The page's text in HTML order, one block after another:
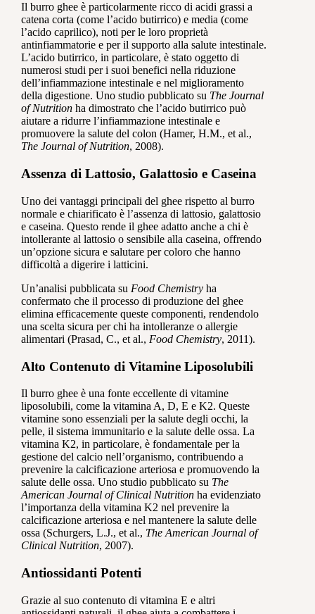
Il burro ghee è particolarmente ricco di acidi grassi a
catena corta (come l’acido butirrico) e media (come
l’acido caprilico), noti per le loro proprietà
antinfiammatorie e per il supporto alla salute intestinale.
L’acido butirrico, in particolare, è stato oggetto di
numerosi studi per i suoi benefici nella riduzione
dell’infiammazione intestinale e nel miglioramento
della digestione. Uno studio pubblicato su The Journal
of Nutrition ha dimostrato che l’acido butirrico può
aiutare a ridurre l’infiammazione intestinale e
promuovere la salute del colon (Hamer, H.M., et al.,
The Journal of Nutrition, 2008).
Assenza di Lattosio, Galattosio e Caseina
Uno dei vantaggi principali del ghee rispetto al burro
normale e chiarificato è l’assenza di lattosio, galattosio
e caseina. Questo rende il ghee adatto anche a chi è
intollerante al lattosio o sensibile alla caseina, offrendo
un’opzione sicura e salutare per coloro che hanno
difficoltà a digerire i latticini.
Un’analisi pubblicata su Food Chemistry ha
confermato che il processo di produzione del ghee
elimina efficacemente queste componenti, rendendolo
una scelta sicura per chi ha intolleranze o allergie
alimentari (Prasad, C., et al., Food Chemistry, 2011).
Alto Contenuto di Vitamine Liposolubili
Il burro ghee è una fonte eccellente di vitamine
liposolubili, come la vitamina A, D, E e K2. Queste
vitamine sono essenziali per la salute degli occhi, la
pelle, il sistema immunitario e la salute delle ossa. La
vitamina K2, in particolare, è fondamentale per la
gestione del calcio nell’organismo, contribuendo a
prevenire la calcificazione arteriosa e promuovendo la
salute delle ossa. Uno studio pubblicato su The
American Journal of Clinical Nutrition ha evidenziato
l’importanza della vitamina K2 nel prevenire la
calcificazione arteriosa e nel mantenere la salute delle
ossa (Schurgers, L.J., et al., The American Journal of
Clinical Nutrition, 2007).
Antiossidanti Potenti
Grazie al suo contenuto di vitamina E e altri